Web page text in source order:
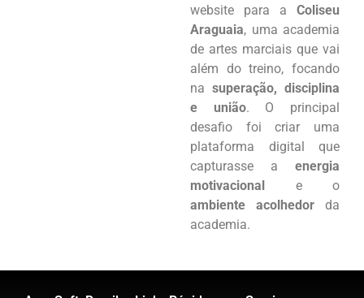
website para a Coliseu
Araguaia, uma academia
de artes marciais que vai
além do treino, focando
na superação, disciplina
e união. O principal
desafio foi criar uma
plataforma digital que
capturasse a energia
motivacional e o
ambiente acolhedor da
academia.